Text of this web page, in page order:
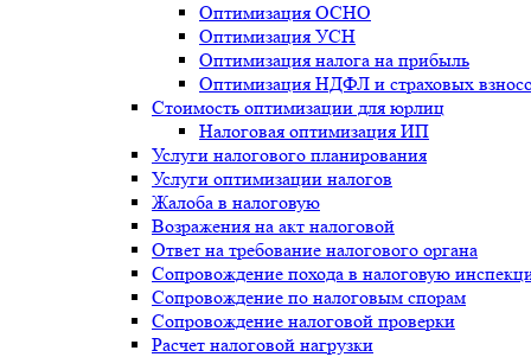
Оптимизация ОСНО
Оптимизация УСН
Оптимизация налога на прибыль
Оптимизация НДФЛ и страховых
Стоимость оптимизации для юрлиц
Налоговая оптимизация ИП
Услуги налогового планирования
Услуги оптимизации налогов
Жалоба в налоговую
Возражения на акт налоговой
Ответ на требование налогового органа
Сопровождение похода в налоговую
Сопровождение по налоговым спорам
Сопровождение налоговой проверки
Расчет налоговой нагрузки